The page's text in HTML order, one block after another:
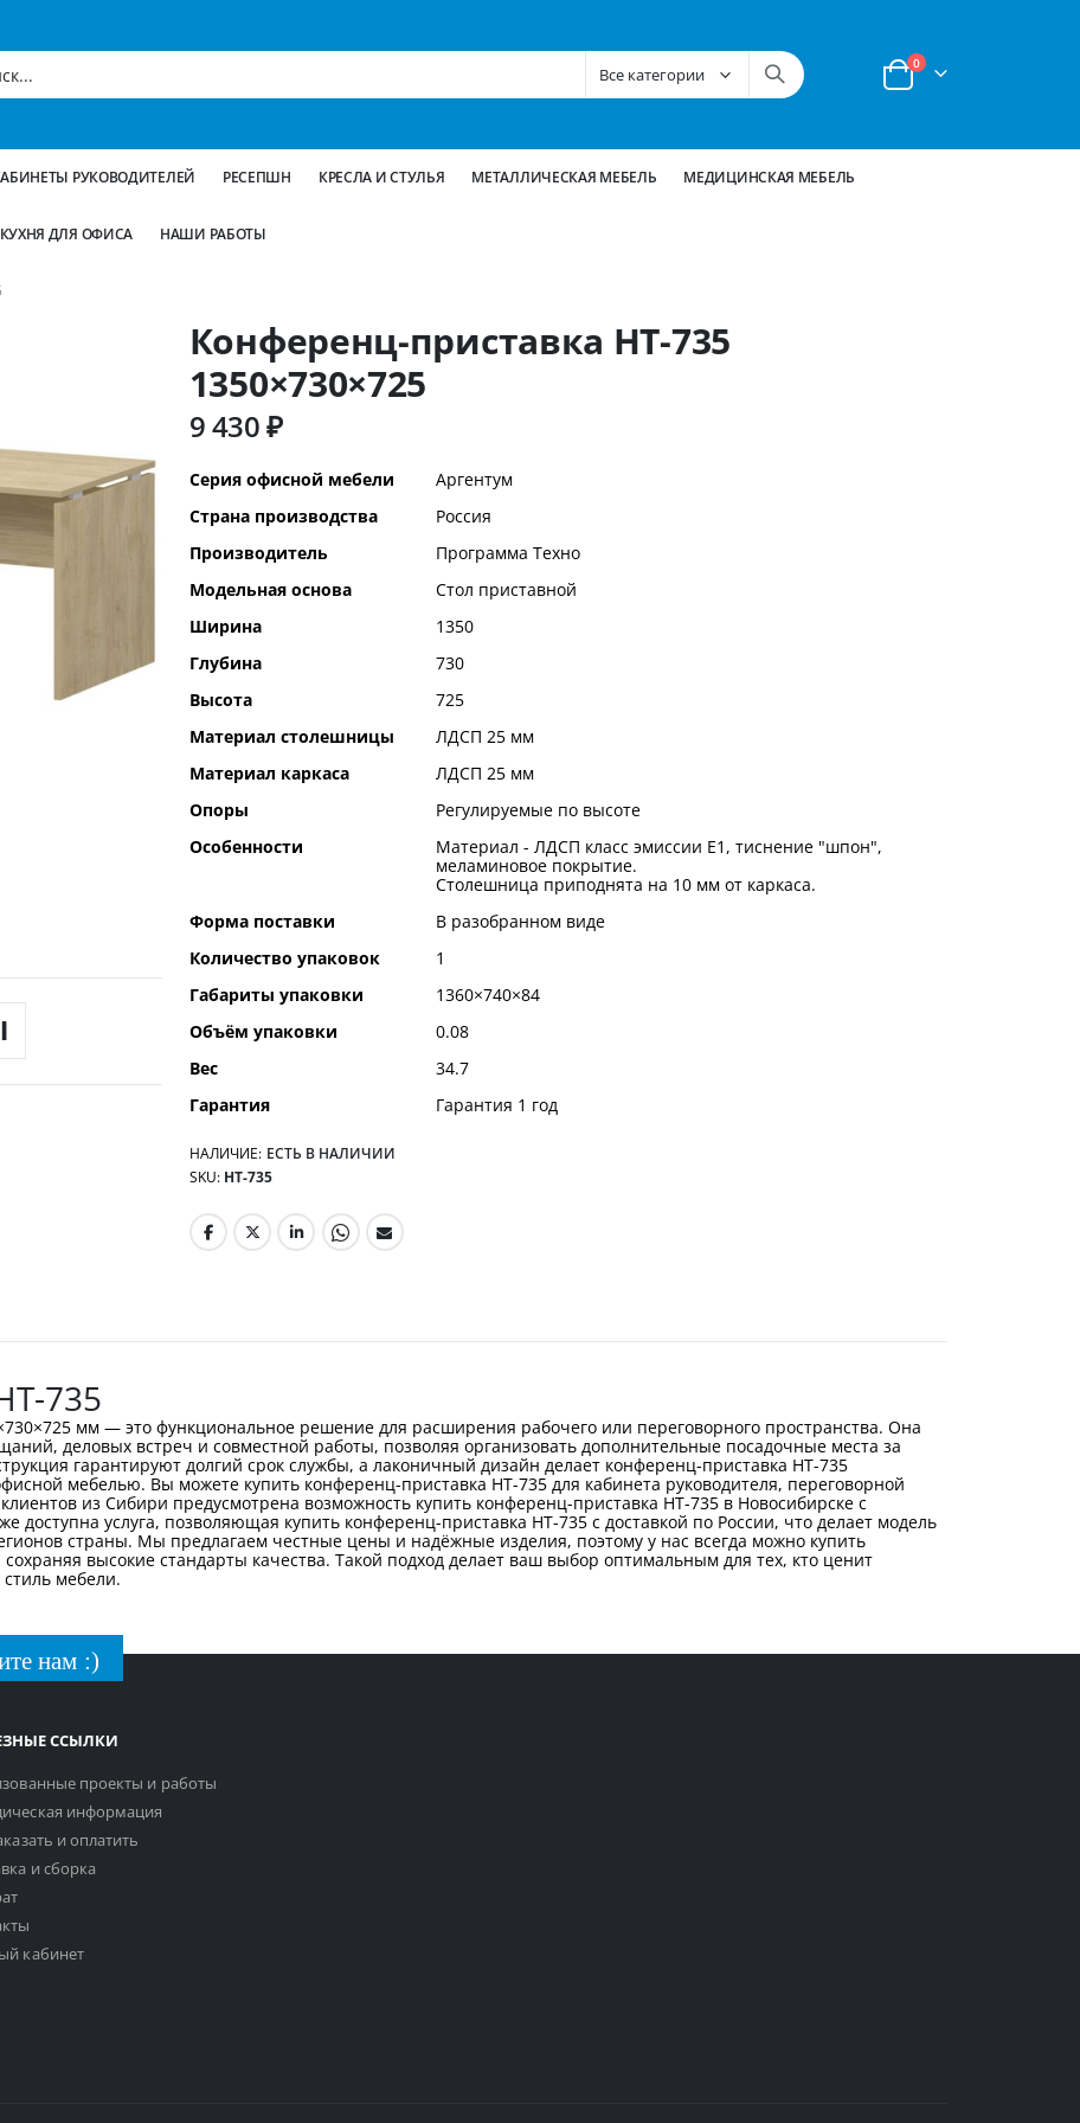
Корзина
0позиции
РУКОВОДИТЕЛЕЙ РЕСЕПШН КРЕСЛА И СТУЛЬЯ МЕТАЛЛИЧЕСКАЯ МЕБЕЛЬ МЕДИЦИНСКАЯ МЕБЕЛЬ
КУХНЯ ДЛЯ ОФИСА НАШИ РАБОТЫ
Конференц-приставка НТ-735
1350×730×725
9 430 ₽
Дополнительная
информация
Серия офисной мебели
Аргентум
Страна производства
Россия
Производитель
Программа Техно
Модельная основа
Стол приставной
Ширина
1350
Глубина
730
Высота
725
Материал столешницы
ЛДСП 25 мм
Материал каркаса
ЛДСП 25 мм
Опоры
Регулируемые по высоте
Особенности
Материал - ЛДСП класс эмиссии Е1, тиснение "шпон",
меламиновое покрытие.
Столешница приподнята на 10 мм от каркаса.
Форма поставки
В разобранном виде
Количество упаковок
1
Габариты упаковки
1360×740×84
Объём упаковки
0.08
Вес
34.7
Гарантия
Гарантия 1 год
НАЛИЧИЕ: ЕСТЬ В НАЛИЧИИ
SKU НТ-735
735
мм — это функциональное решение для расширения рабочего или переговорного пространства. Она
деловых встреч и совместной работы, позволяя организовать дополнительные посадочные места за
гарантируют долгий срок службы, а лаконичный дизайн делает конференц-приставка НТ-735
мебелью. Вы можете купить конференц-приставка НТ-735 для кабинета руководителя, переговорной
из Сибири предусмотрена возможность купить конференц-приставка НТ-735 в Новосибирске с
доступна услуга, позволяющая купить конференц-приставка НТ-735 с доставкой по России, что делает модель
страны. Мы предлагаем честные цены и надёжные изделия, поэтому у нас всегда можно купить
высокие стандарты качества. Такой подход делает ваш выбор оптимальным для тех, кто ценит
мебели.
нам :)
ССЫЛКИ
проекты и работы
информация
и оплатить
и сборка
кабинет